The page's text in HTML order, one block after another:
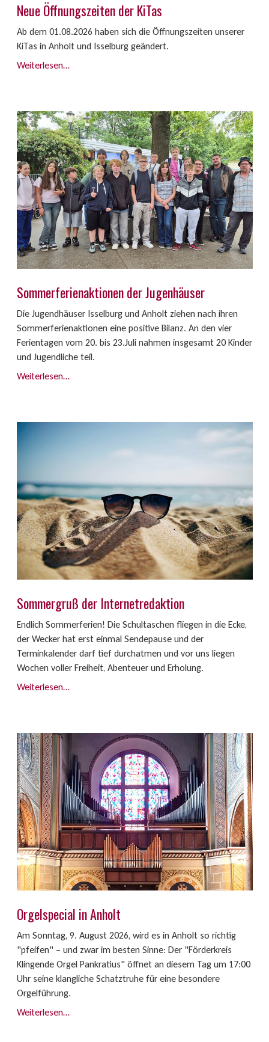
Neue Öffnungszeiten der KiTas
Ab dem 01.08.2026 haben sich die Öffnungszeiten unserer
KiTas in Anholt und Isselburg geändert.
Weiterlesen…
Sommerferienaktionen der Jugenhäuser
Die Jugendhäuser Isselburg und Anholt ziehen nach ihren
Sommerferienaktionen eine positive Bilanz. An den vier
Ferientagen vom 20. bis 23.Juli nahmen insgesamt 20 Kinder
und Jugendliche teil.
Weiterlesen…
Sommergruß der Internetredaktion
Endlich Sommerferien! Die Schultaschen fliegen in die Ecke,
der Wecker hat erst einmal Sendepause und der
Terminkalender darf tief durchatmen und vor uns liegen
Wochen voller Freiheit, Abenteuer und Erholung.
Weiterlesen…
Orgelspecial in Anholt
Am Sonntag, 9. August 2026, wird es in Anholt so richtig
"pfeifen" – und zwar im besten Sinne: Der "Förderkreis
Klingende Orgel Pankratius" öffnet an diesem Tag um 17:00
Uhr seine klangliche Schatztruhe für eine besondere
Orgelführung.
Weiterlesen…